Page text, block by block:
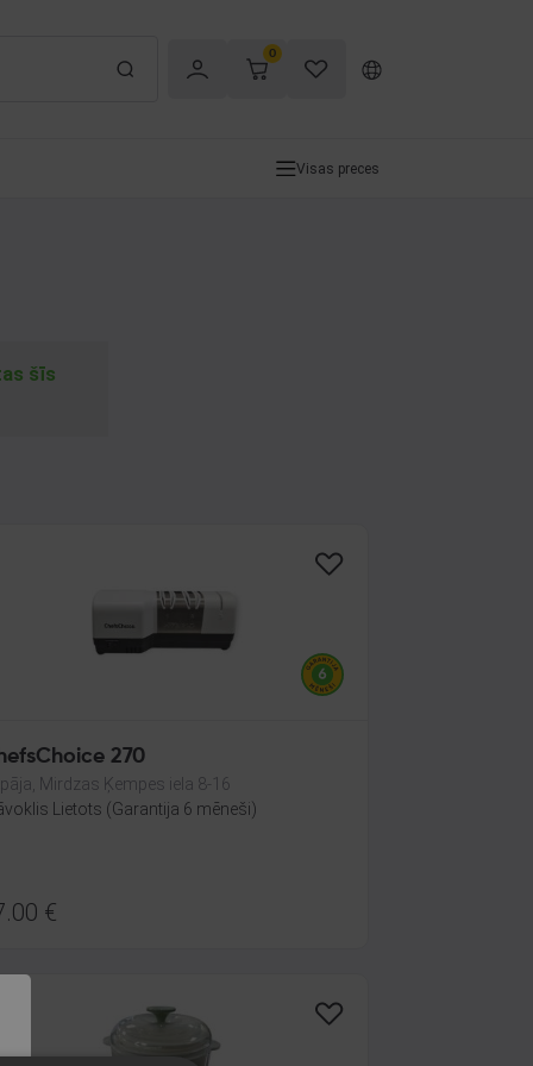
0
Visas preces
šīs
270
Mirdzas Ķempes iela 8-16
Lietots (Garantija 6 mēneši)
€